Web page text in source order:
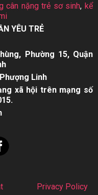
cân nặng trẻ sơ sinh,kể
YÊU TRẺ
Phường 15, Quận
Linh
xã hội trên mạng số
Privacy Policy